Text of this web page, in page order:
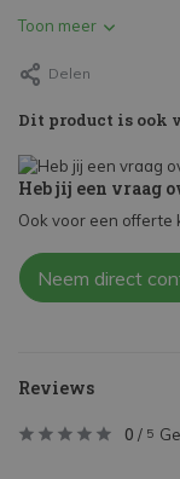
Toon meer
Delen
Dit product is ook
Heb jij een vraag
Ook voor een offerte
Neem direct
Reviews
0 / 5